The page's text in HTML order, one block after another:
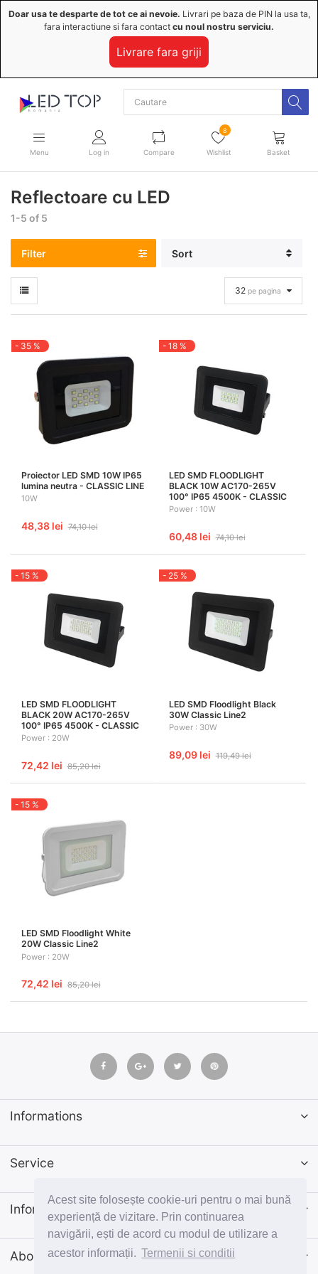
Acest site folosește cookie-uri pentru o mai bună
experiență de vizitare. Prin continuarea
navigării, ești de acord cu modul de utilizare a
acestor informații. Termenii si conditii
Doar usa te desparte de tot ce ai nevoie. Livrari pe baza de PIN la usa ta,
fara interactiune si fara contact cu noul nostru serviciu.
Livrare fara griji
Menu Log in Compare
8
Wishlist Basket
Reflectoare cu LED
1-5 of 5
Filter Sort
32 pe pagina
- 35 %
Proiector LED SMD 10W IP65
lumina neutra - CLASSIC LINE
10W
48,38 lei 74,10 lei
- 18 %
LED SMD FLOODLIGHT
BLACK 10W AC170-265V
100° IP65 4500K - CLASSIC
Power : 10W
60,48 lei 74,10 lei
- 15 %
LED SMD FLOODLIGHT
BLACK 20W AC170-265V
100° IP65 4500K - CLASSIC
Power : 20W
72,42 lei 85,20 lei
- 25 %
LED SMD Floodlight Black
30W Classic Line2
Power : 30W
89,09 lei 119,49 lei
- 15 %
LED SMD Floodlight White
20W Classic Line2
Power : 20W
72,42 lei 85,20 lei
Informations
Service
Informatii
Abonează-te la newsletter